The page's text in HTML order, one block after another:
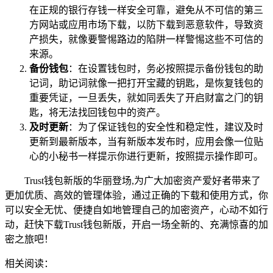
在正规的银行存钱一样安全可靠，避免从不可信的第三
方网站或应用市场下载，以防下载到恶意软件，导致资
产损失，就像要警惕路边的陷阱一样警惕这些不可信的
来源。
备份钱包：在设置钱包时，务必按照提示备份钱包的助
记词，助记词就像一把打开宝藏的钥匙，是恢复钱包的
重要凭证，一旦丢失，就如同丢失了开启财富之门的钥
匙，将无法找回钱包中的资产。
及时更新：为了保证钱包的安全性和稳定性，建议及时
更新到最新版本，当有新版本发布时，应用会像一位贴
心的小秘书一样提示你进行更新，按照提示操作即可。
Trust钱包新版的华丽登场,为广大加密资产爱好者带来了
更加优质、高效的管理体验，通过正确的下载和使用方式，你
可以安全无忧、便捷自如地管理自己的加密资产，心动不如行
动，赶快下载Trust钱包新版，开启一场全新的、充满惊喜的加
密之旅吧！
相关阅读：